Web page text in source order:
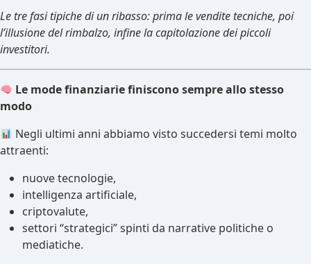
Le tre fasi tipiche di un ribasso: prima le vendite tecniche, poi
l’illusione del rimbalzo, infine la capitolazione dei piccoli
investitori.
Le mode finanziarie finiscono sempre allo stesso
modo
Negli ultimi anni abbiamo visto succedersi temi molto
attraenti:
nuove tecnologie,
intelligenza artificiale,
criptovalute,
settori “strategici” spinti da narrative politiche o
mediatiche.